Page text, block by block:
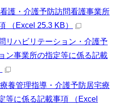
護・介護予防訪問看護事業所
（Excel 25.3 KB）
ハビリテーション・介護予
ン事業所の指定等に係る記載
養管理指導・介護予防居宅療
等に係る記載事項 （Excel